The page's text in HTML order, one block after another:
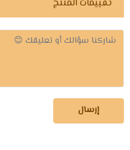
تقييمات المنتج
إرسال